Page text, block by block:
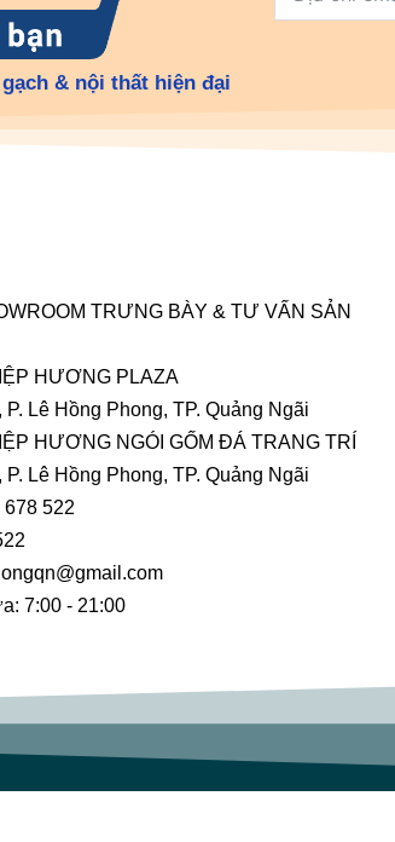
& nội thất hiện đại
TRƯNG BÀY & TƯ VẤN SẢN
HƯƠNG PLAZA
P. Lê Hồng Phong, TP. Quảng Ngãi
HƯƠNG NGÓI GỐM ĐÁ TRANG TRÍ
P. Lê Hồng Phong, TP. Quảng Ngãi
522
7:00 - 21:00